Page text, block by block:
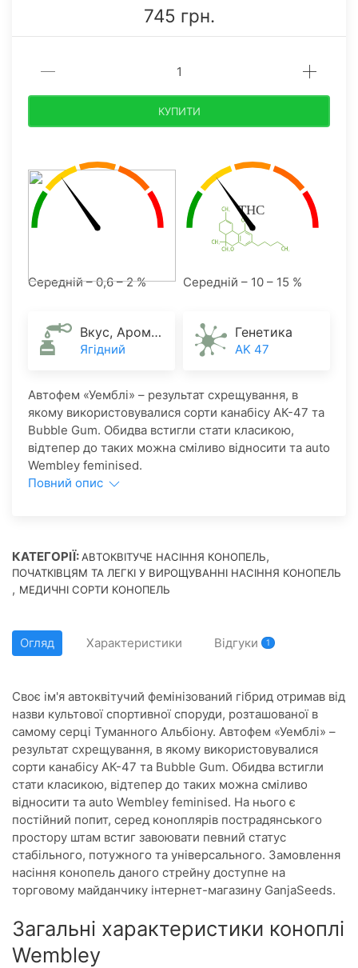
745 грн.
КУПИТИ
Середній – 0,6 – 2 % Середній – 10 – 15 %
Вкус, Аромат
Ягідний
Генетика
AK 47
Автофем «Уемблі» – результат схрещування, в
якому використовувалися сорти канабісу АК-47 та
Bubble Gum. Обидва встигли стати класикою,
відтепер до таких можна сміливо відносити та auto
Wembley feminised.
Повний опис
КАТЕГОРІЇ:АВТОКВІТУЧЕ НАСІННЯ КОНОПЕЛЬ,
ПОЧАТКІВЦЯМ ТА ЛЕГКІ У ВИРОЩУВАННІ НАСІННЯ КОНОПЕЛЬ
, МЕДИЧНІ СОРТИ КОНОПЕЛЬ
Огляд Характеристики Відгуки 1
Своє ім'я автоквітучий фемінізований гібрид отримав від
назви культової спортивної споруди, розташованої в
самому серці Туманного Альбіону. Автофем «Уемблі» –
результат схрещування, в якому використовувалися
сорти канабісу АК-47 та Bubble Gum. Обидва встигли
стати класикою, відтепер до таких можна сміливо
відносити та auto Wembley feminised. На нього є
постійний попит, серед коноплярів пострадянського
простору штам встиг завоювати певний статус
стабільного, потужного та універсального. Замовлення
насіння конопель даного стрейну доступне на
торговому майданчику інтернет-магазину GanjaSeeds.
Загальні характеристики коноплі
Wembley